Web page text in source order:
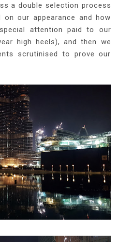
a double selection process
our appearance and how
attention paid to our
high heels), and then we
scrutinised to prove our